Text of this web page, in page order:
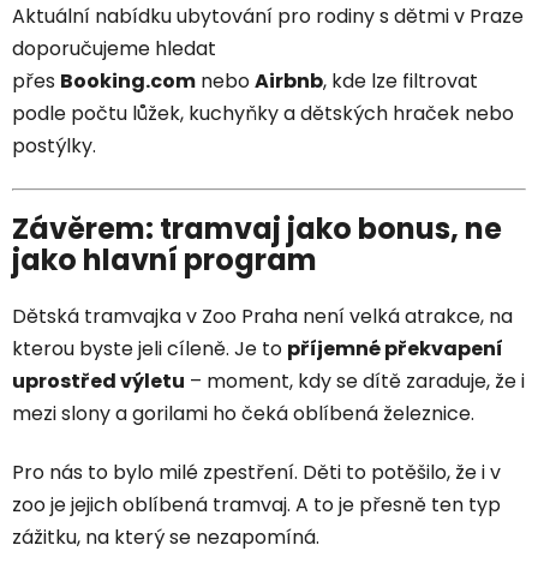
Aktuální nabídku ubytování pro rodiny s dětmi v Praze
doporučujeme hledat
přes Booking.com neboAirbnb, kde lze filtrovat
podle počtu lůžek, kuchyňky a dětských hraček nebo
postýlky.
Závěrem: tramvaj jako bonus, ne
jako hlavní program
Dětská tramvajka v Zoo Praha není velká atrakce, na
kterou byste jeli cíleně. Je to příjemné překvapení
uprostřed výletu – moment, kdy se dítě zaraduje, že i
mezi slony a gorilami ho čeká oblíbená železnice.
Pro nás to bylo milé zpestření. Děti to potěšilo, že i v
zoo je jejich oblíbená tramvaj. A to je přesně ten typ
zážitku, na který se nezapomíná.